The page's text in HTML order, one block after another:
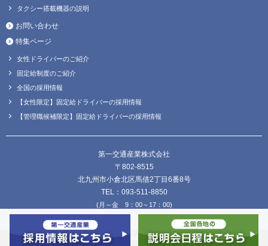
タクシー搭載機器の説明
お問い合わせ
特集ページ
女性ドライバーのご紹介
固定給制度のご紹介
全国の採用情報
【女性限定】固定給ドライバーの採用情報
【管理職候補限定】固定給ドライバーの採用情報
第一交通産業株式会社
〒802-8515
北九州市小倉北区馬借2丁目6番8号
TEL：093-511-8850
(月～金 9：00～17：00)
FAX：093-511-8838
Copyright © DAIICHI KOUTSU SANGYO Co.,Ltd. all Rights Reserved.